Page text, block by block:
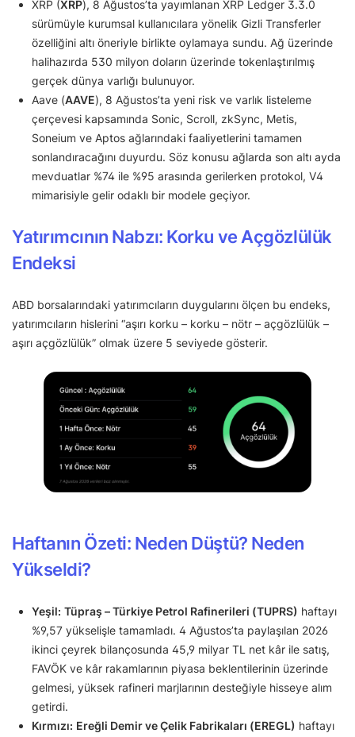
XRP (XRP), 8 Ağustos’ta yayımlanan XRP Ledger 3.3.0
sürümüyle kurumsal kullanıcılara yönelik Gizli Transferler
özelliğini altı öneriyle birlikte oylamaya sundu. Ağ üzerinde
halihazırda 530 milyon doların üzerinde tokenlaştırılmış
gerçek dünya varlığı bulunuyor.
Aave (AAVE), 8 Ağustos’ta yeni risk ve varlık listeleme
çerçevesi kapsamında Sonic, Scroll, zkSync, Metis,
Soneium ve Aptos ağlarındaki faaliyetlerini tamamen
sonlandıracağını duyurdu. Söz konusu ağlarda son altı ayda
mevduatlar %74 ile %95 arasında gerilerken protokol, V4
mimarisiyle gelir odaklı bir modele geçiyor.
Yatırımcının Nabzı: Korku ve Açgözlülük
Endeksi
ABD borsalarındaki yatırımcıların duygularını ölçen bu endeks,
yatırımcıların hislerini “aşırı korku – korku – nötr – açgözlülük –
aşırı açgözlülük” olmak üzere 5 seviyede gösterir.
Haftanın Özeti: Neden Düştü? Neden
Yükseldi?
Yeşil: Tüpraş – Türkiye Petrol Rafinerileri (TUPRS) haftayı
%9,57 yükselişle tamamladı. 4 Ağustos’ta paylaşılan 2026
ikinci çeyrek bilançosunda 45,9 milyar TL net kâr ile satış,
FAVÖK ve kâr rakamlarının piyasa beklentilerinin üzerinde
gelmesi, yüksek rafineri marjlarının desteğiyle hisseye alım
getirdi.
Kırmızı: Ereğli Demir ve Çelik Fabrikaları (EREGL) haftayı